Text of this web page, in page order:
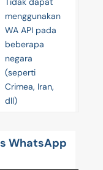
menggunakan
WA API pada
beberapa
negara
(seperti
Crimea, Iran,
dll)
WhatsApp